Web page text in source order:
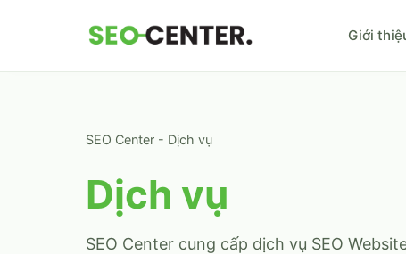
Giới
SEO Center - Dịch vụ
Dịch vụ
SEO Center cung cấp dịch vụ SEO